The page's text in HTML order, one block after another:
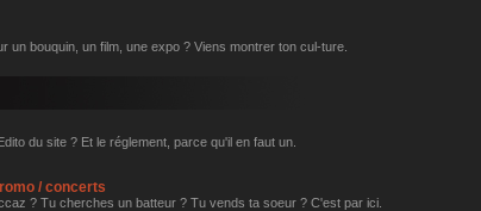
un bouquin, un film, une expo ? Viens montrer ton cul-ture.
du site ? Et le réglement, parce qu'il en faut un.
/ concerts
? Tu cherches un batteur ? Tu vends ta soeur ? C'est par ici.